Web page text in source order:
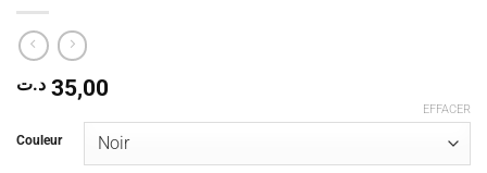
35,00 د.ت
Couleur
EFFACER